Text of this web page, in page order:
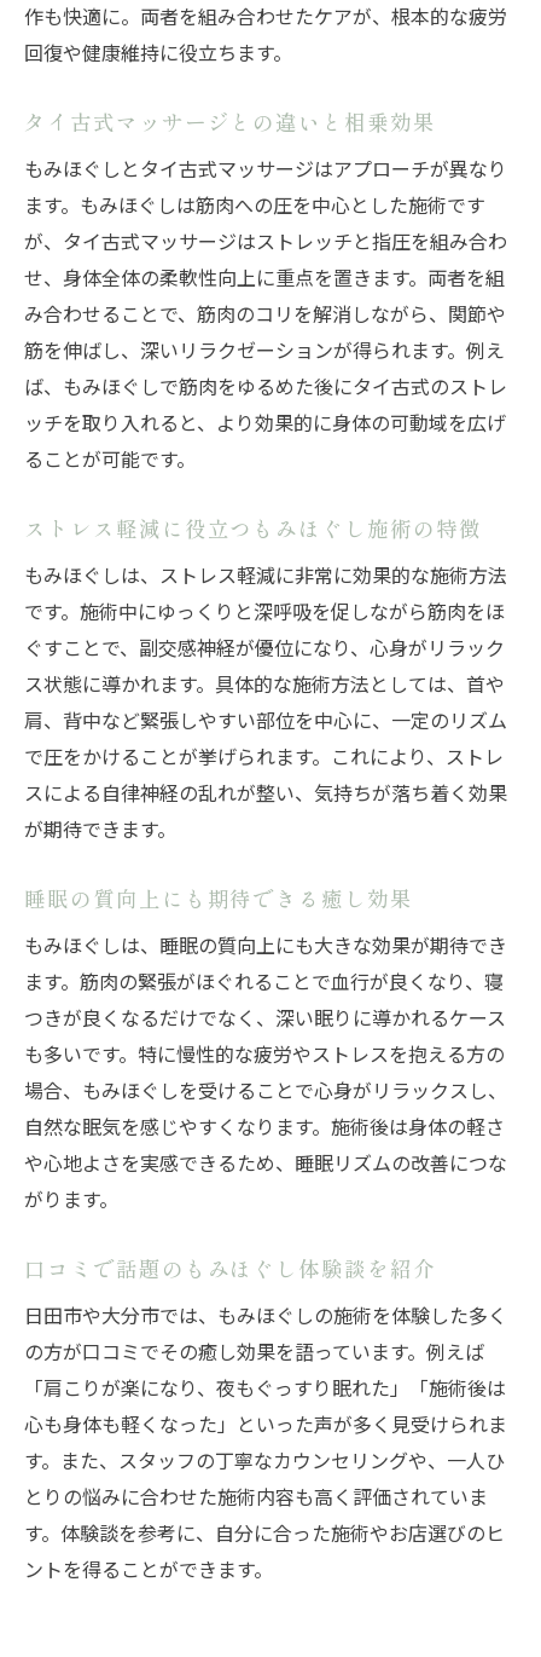
作も快適に。両者を組み合わせたケアが、根本的な疲労
回復や健康維持に役立ちます。
タイ古式マッサージとの違いと相乗効果
もみほぐしとタイ古式マッサージはアプローチが異なり
ます。もみほぐしは筋肉への圧を中心とした施術です
が、タイ古式マッサージはストレッチと指圧を組み合わ
せ、身体全体の柔軟性向上に重点を置きます。両者を組
み合わせることで、筋肉のコリを解消しながら、関節や
筋を伸ばし、深いリラクゼーションが得られます。例え
ば、もみほぐしで筋肉をゆるめた後にタイ古式のストレ
ッチを取り入れると、より効果的に身体の可動域を広げ
ることが可能です。
ストレス軽減に役立つもみほぐし施術の特徴
もみほぐしは、ストレス軽減に非常に効果的な施術方法
です。施術中にゆっくりと深呼吸を促しながら筋肉をほ
ぐすことで、副交感神経が優位になり、心身がリラック
ス状態に導かれます。具体的な施術方法としては、首や
肩、背中など緊張しやすい部位を中心に、一定のリズム
で圧をかけることが挙げられます。これにより、ストレ
スによる自律神経の乱れが整い、気持ちが落ち着く効果
が期待できます。
睡眠の質向上にも期待できる癒し効果
もみほぐしは、睡眠の質向上にも大きな効果が期待でき
ます。筋肉の緊張がほぐれることで血行が良くなり、寝
つきが良くなるだけでなく、深い眠りに導かれるケース
も多いです。特に慢性的な疲労やストレスを抱える方の
場合、もみほぐしを受けることで心身がリラックスし、
自然な眠気を感じやすくなります。施術後は身体の軽さ
や心地よさを実感できるため、睡眠リズムの改善につな
がります。
口コミで話題のもみほぐし体験談を紹介
日田市や大分市では、もみほぐしの施術を体験した多く
の方が口コミでその癒し効果を語っています。例えば
「肩こりが楽になり、夜もぐっすり眠れた」「施術後は
心も身体も軽くなった」といった声が多く見受けられま
す。また、スタッフの丁寧なカウンセリングや、一人ひ
とりの悩みに合わせた施術内容も高く評価されていま
す。体験談を参考に、自分に合った施術やお店選びのヒ
ントを得ることができます。